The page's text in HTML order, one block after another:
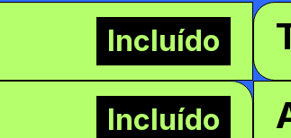
Incluído
Incluído